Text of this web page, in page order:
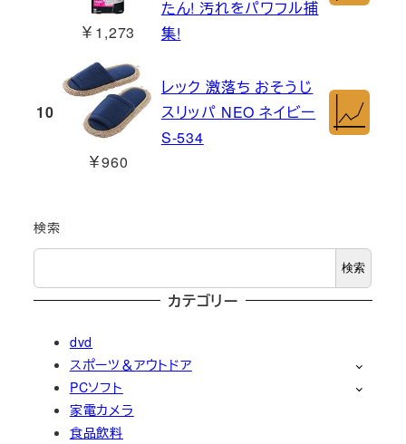
￥1,273
たん! 汚れをパワフル捕
集!
10
￥960
レック 激落ち おそうじ
スリッパ NEO ネイビー
S-534
検索
検索
カテゴリー
dvd
スポーツ＆アウトドア
PCソフト
家電カメラ
食品飲料